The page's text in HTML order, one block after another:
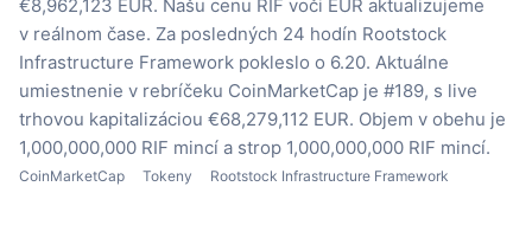
€8,962,123 EUR. Našu cenu RIF voči EUR aktualizujeme
v reálnom čase. Za posledných 24 hodín Rootstock
Infrastructure Framework pokleslo o 6.20. Aktuálne
umiestnenie v rebríčeku CoinMarketCap je #189, s live
trhovou kapitalizáciou €68,279,112 EUR. Objem v obehu je
1,000,000,000 RIF mincí a strop 1,000,000,000 RIF mincí.
CoinMarketCap Tokeny Rootstock Infrastructure Framework